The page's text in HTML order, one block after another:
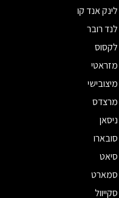
לינק אנד קו
לנד רובר
לקסוס
מזראטי
מיצובישי
מרצדס
ניסאן
סובארו
סיאט
סמארט
סקייוול